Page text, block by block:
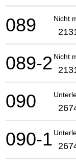
Nicht
089
Nicht
089-2
090
090-1